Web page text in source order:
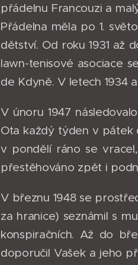
přádelnu Francouzi a
Přádelna měla po 1.
dětství. Od roku 1931 až
lawn-tenisové asociace
de Kdyně. V letech 1934
V únoru 1947
Ota každý týden v pátek
v pondělí ráno se
přestěhováno zpět i
V březnu 1948 se
za hranice) seznámil s
konspiračních. Až do
doporučil Vašek a jeho